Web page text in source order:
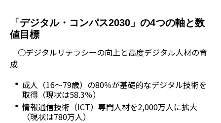
「デジタル・コンパス2030」の4つの軸と数
値目標
○デジタルリテラシーの向上と高度デジタル人材の育
成
成人（16～79歳）の80％が基礎的なデジタル技術を
取得（現状は58.3％）
情報通信技術（ICT）専門人材を2,000万人に拡大
（現状は780万人）